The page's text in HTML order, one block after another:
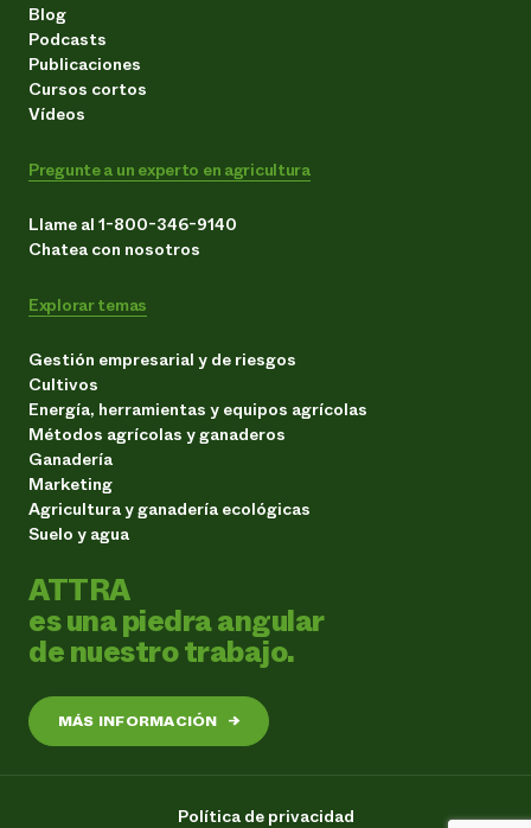
Blog
Podcasts
Publicaciones
Cursos cortos
Vídeos
Pregunte a un experto en agricultura
Llame al 1-800-346-9140
Chatea con nosotros
Explorar temas
Gestión empresarial y de riesgos
Cultivos
Energía, herramientas y equipos agrícolas
Métodos agrícolas y ganaderos
Ganadería
Marketing
Agricultura y ganadería ecológicas
Suelo y agua
ATTRA
es una piedra angular
de nuestro trabajo.
MÁS INFORMACIÓN →
Política de privacidad